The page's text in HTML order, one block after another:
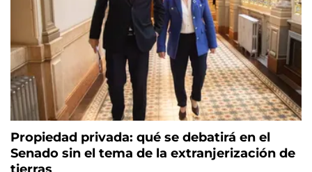
Propiedad privada: qué se debatirá en el
Senado sin el tema de la extranjerización de